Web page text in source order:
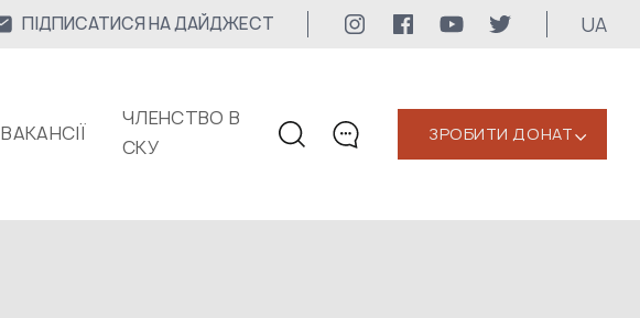
ПІДПИСАТИСЯ НА ДАЙДЖЕСТ UA
ВАКАНСІЇ
ЧЛЕНСТВО В
СКУ
КОНТАКТИ
ЗРОБИТИ ДОНАТ‹